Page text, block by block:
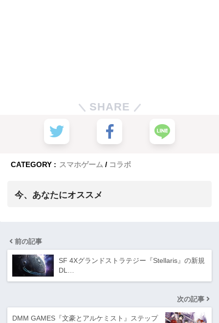
SHARE
CATEGORY : スマホゲーム コラボ
今、あなたにオススメ
前の記事
SF 4Xグランドストラテジー『Stellaris』の新規
DL…
次の記事
DMM GAMES『文豪とアルケミスト』ステップ